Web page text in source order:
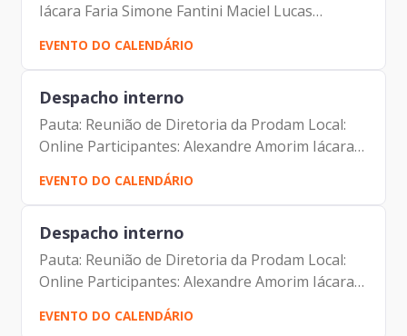
Iácara Faria Simone Fantini Maciel Lucas
EVENTO DO CALENDÁRIO
Despacho interno
Pauta: Reunião de Diretoria da Prodam Local:
Online Participantes: Alexandre Amorim Iácara
Faria Alexandre Gedanken Antonio Celso
Albuquerque Filho Camila Murta Jorge Leite
Luciano de Azevedo...
EVENTO DO CALENDÁRIO
Despacho interno
Pauta: Reunião de Diretoria da Prodam Local:
Online Participantes: Alexandre Amorim Iácara
Faria Alexandre Gedanken Antonio Celso
Albuquerque Filho Camila Murta Jorge Leite
EVENTO DO CALENDÁRIO